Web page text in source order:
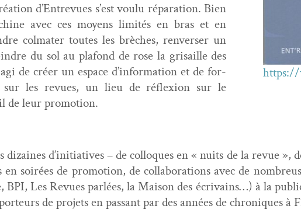
d’Entrevues s’est voulu répa­ra­tion. Bien
avec ces moyens lim­ités en bras et en
col­mater toutes les brèch­es, ren­vers­er un
du sol au pla­fond de rose la gri­saille des
de créer un espace d’information et de for­
sur les revues, un lieu de réflex­ion sur le
de leur promotion.
dizaines d’initiatives – de col­lo­ques en « nuits de la revue »,
soirées de pro­mo­tion, de col­lab­o­ra­tions avec de
BPI, Les Revues par­lées, la Mai­son des écrivains…) à la
de pro­jets en pas­sant par des années de chroniques à